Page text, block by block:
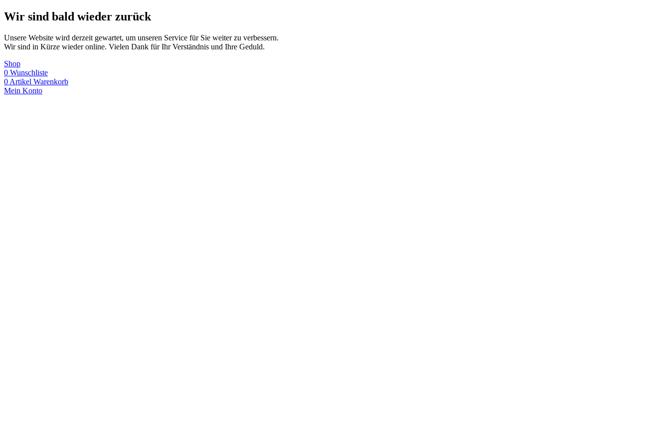
Wir sind bald wieder zurück
Unsere Website wird derzeit gewartet, um unseren Service für Sie weiter zu verbessern.
Wir sind in Kürze wieder online. Vielen Dank für Ihr Verständnis und Ihre Geduld.
Shop
0 Wunschliste
0 Artikel Warenkorb
Mein Konto